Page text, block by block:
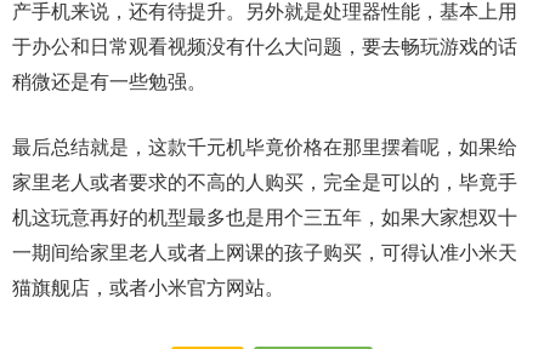
产手机来说，还有待提升。另外就是处理器性能，基本上用
于办公和日常观看视频没有什么大问题，要去畅玩游戏的话
稍微还是有一些勉强。
最后总结就是，这款千元机毕竟价格在那里摆着呢，如果给
家里老人或者要求的不高的人购买，完全是可以的，毕竟手
机这玩意再好的机型最多也是用个三五年，如果大家想双十
一期间给家里老人或者上网课的孩子购买，可得认准小米天
猫旗舰店，或者小米官方网站。